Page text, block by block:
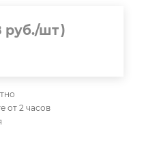
руб./шт)
от 2 часов